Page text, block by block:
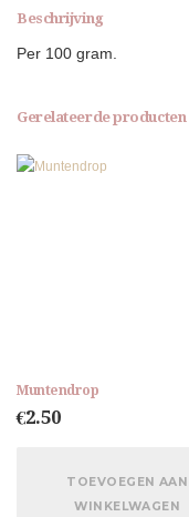
Beschrijving
Per 100 gram.
Gerelateerde producten
Muntendrop
€2.50
TOEVOEGEN AAN
WINKELWAGEN